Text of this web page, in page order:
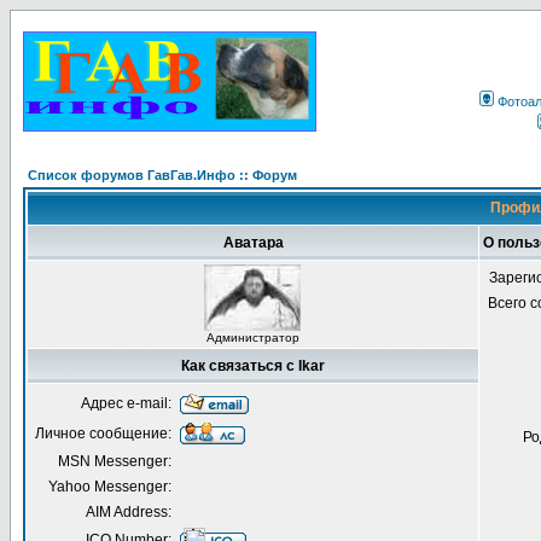
Список форумов ГавГав.Инфо :: Форум
Аватара О
Администратор
Всего
Как связаться с Ikar
Адрес e-mail:
Личное сообщение:
MSN Messenger:
Yahoo Messenger:
AIM Address: